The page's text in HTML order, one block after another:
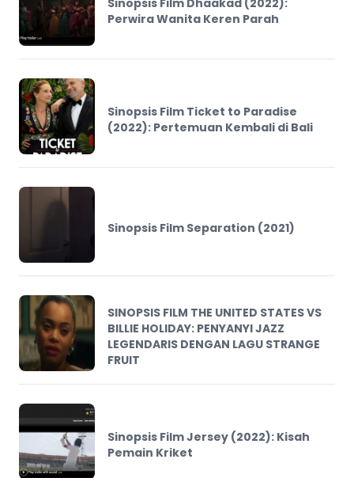
Sinopsis Film Dhaakad (2022):
Perwira Wanita Keren Parah
Sinopsis Film Ticket to Paradise
(2022): Pertemuan Kembali di Bali
Sinopsis Film Separation (2021)
SINOPSIS FILM THE UNITED STATES VS
BILLIE HOLIDAY: PENYANYI JAZZ
LEGENDARIS DENGAN LAGU STRANGE
FRUIT
Sinopsis Film Jersey (2022): Kisah
Pemain Kriket